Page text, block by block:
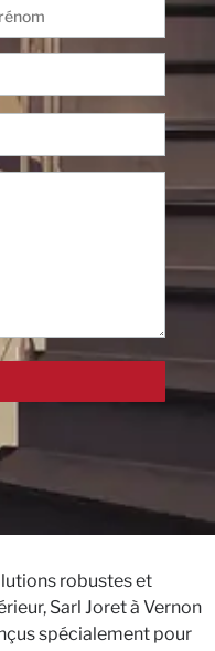
robustes et
Sarl Joret à Vernon
spécialement pour